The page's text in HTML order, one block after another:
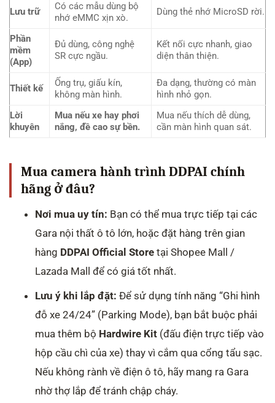
Lưu trữ
Có các mẫu dùng bộ
nhớ eMMC xịn xò.
Dùng thẻ nhớ MicroSD rời.
Phần
mềm
(App)
Đủ dùng, công nghệ
SR cực ngầu.
Kết nối cực nhanh, giao
diện thân thiện.
Thiết kế
Ống trụ, giấu kín,
không màn hình.
Đa dạng, thường có màn
hình nhỏ gọn.
Lời
khuyên
Mua nếu xe hay phơi
nắng, đề cao sự bền.
Mua nếu thích dễ dùng,
cần màn hình quan sát.
Mua camera hành trình DDPAI chính
hãng ở đâu?
Nơi mua uy tín: Bạn có thể mua trực tiếp tại các
Gara nội thất ô tô lớn, hoặc đặt hàng trên gian
hàng DDPAI Official Store tại Shopee Mall /
Lazada Mall để có giá tốt nhất.
Lưu ý khi lắp đặt: Để sử dụng tính năng “Ghi hình
đỗ xe 24/24” (Parking Mode), bạn bắt buộc phải
mua thêm bộ Hardwire Kit (đấu điện trực tiếp vào
hộp cầu chì của xe) thay vì cắm qua cổng tẩu sạc.
Nếu không rành về điện ô tô, hãy mang ra Gara
nhờ thợ lắp để tránh chập cháy.